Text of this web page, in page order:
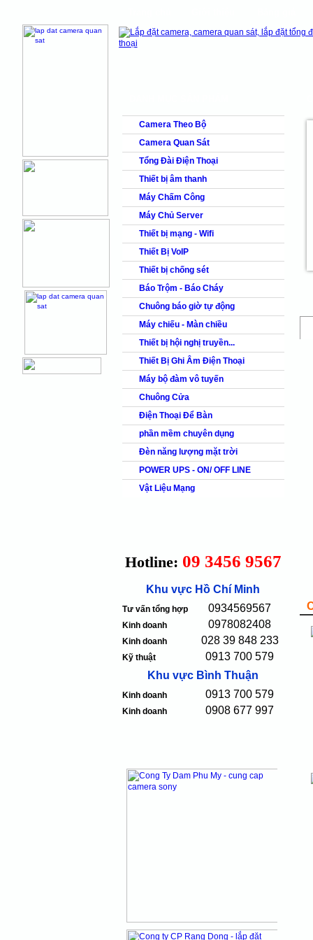
shops faq products
Camera Theo Bộ
Camera Quan Sát
Tổng Đài Điện Thoại
Thiết bị âm thanh
Máy Chấm Công
Máy Chủ Server
Thiết bị mạng - Wifi
Thiết Bị VoIP
Thiết bị chống sét
Báo Trộm - Báo Cháy
Chuông báo giờ tự động
Máy chiếu - Màn chiều
Thiết bị hội nghị truyền...
Thiết Bị Ghi Âm Điện Thoại
Máy bộ đàm vô tuyến
Chuông Cửa
Điện Thoại Để Bàn
phần mềm chuyên dụng
Đèn năng lượng mặt trời
POWER UPS - ON/ OFF LINE
Vật Liệu Mạng
Hotline: 09 3456 9567
Khu vực Hồ Chí Minh
Tư vấn tổng hợp 0934569567
Kinh doanh 0978082408
Kinh doanh 028 39 848 233
Kỹ thuật
0913 700 579
Khu vực Bình Thuận
Kinh doanh 0913 700 579
Kinh doanh 0908 677 997